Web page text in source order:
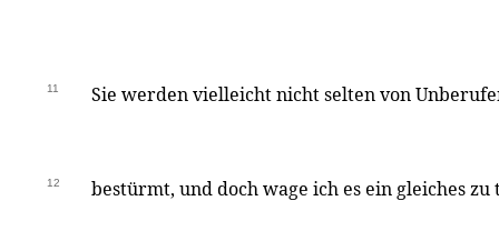
11 Sie werden vielleicht nicht selten von
12 bestürmt, und doch wage ich es ein gleiches